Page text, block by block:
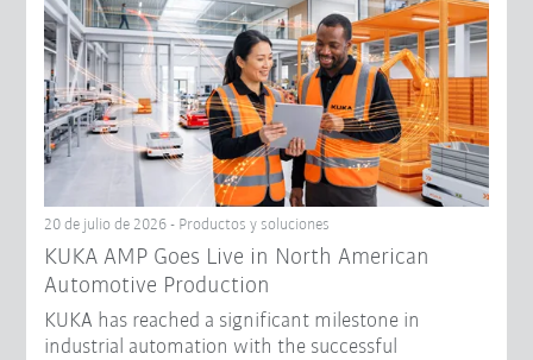
20 de julio de 2026 - Productos y soluciones
KUKA AMP Goes Live in North American
Automotive Production
KUKA has reached a significant milestone in
industrial automation with the successful